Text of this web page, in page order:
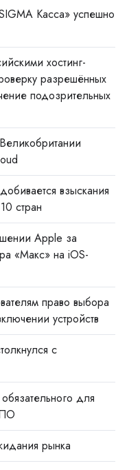
Касса» успешно
хостинг-
разрешённых
подозрительных
взыскания
стран
Apple за
«Макс» на iOS-
право выбора
устройств
с
для
ПО
рынка